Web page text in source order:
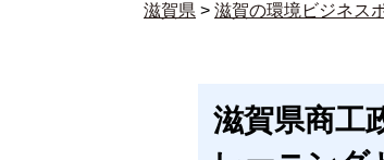
滋賀県 > 滋賀の環境ビジネス
滋賀県商工